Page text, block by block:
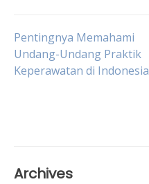
Post
navigation
Pentingnya Memahami
Undang-Undang Praktik
Keperawatan di Indonesia
Archives